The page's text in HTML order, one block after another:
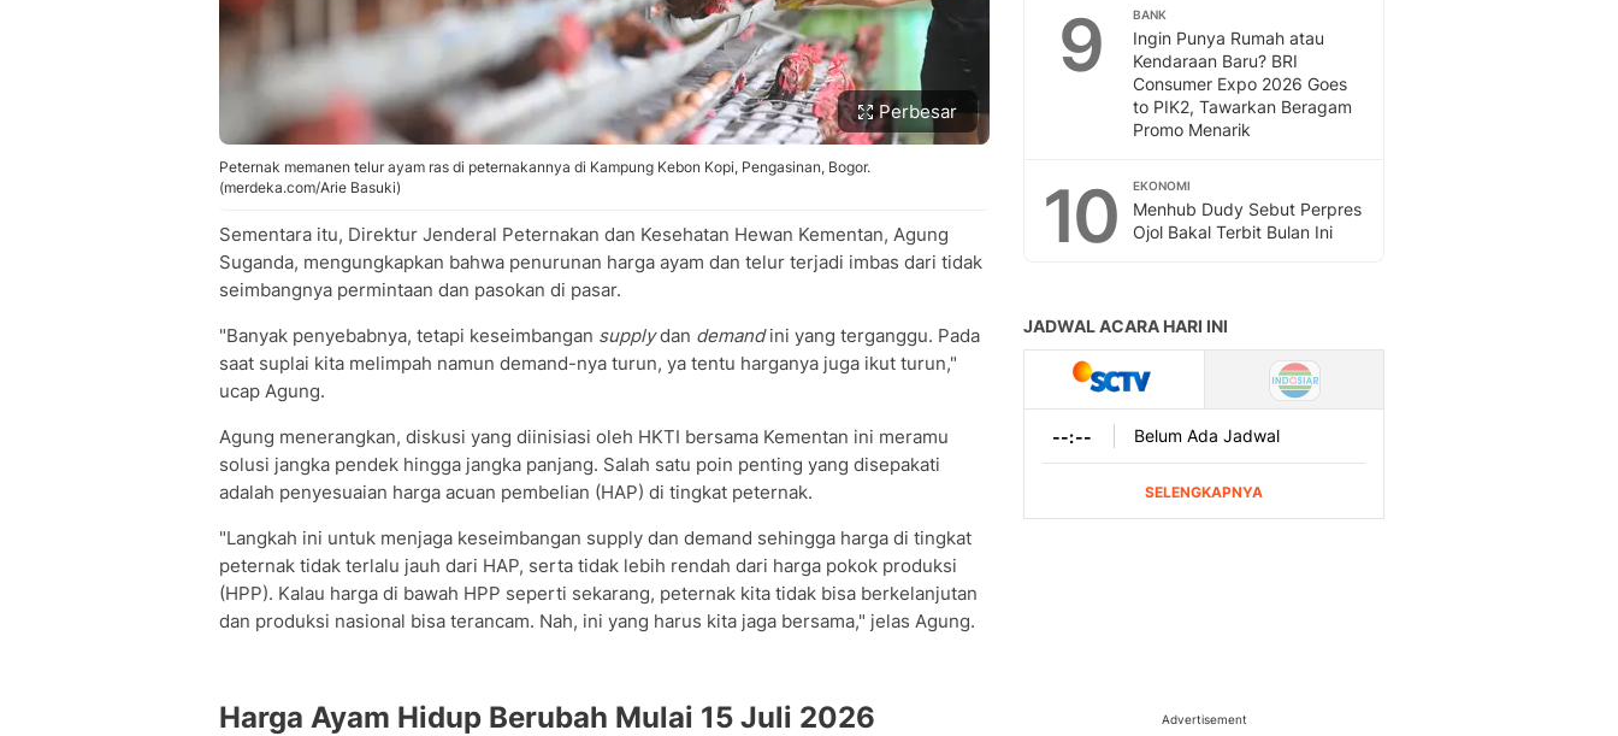
Perbesar
Peternak memanen telur ayam ras di peternakannya di Kampung Kebon Kopi, Pengasinan, Bogor.
(merdeka.com/Arie Basuki)
Sementara itu, Direktur Jenderal Peternakan dan Kesehatan Hewan Kementan, Agung
Suganda, mengungkapkan bahwa penurunan harga ayam dan telur terjadi imbas dari tidak
seimbangnya permintaan dan pasokan di pasar.
"Banyak penyebabnya, tetapi keseimbangan supplydan demandini yang terganggu. Pada
saat suplai kita melimpah namun demand-nya turun, ya tentu harganya juga ikut turun,"
ucap Agung.
Agung menerangkan, diskusi yang diinisiasi oleh HKTI bersama Kementan ini meramu
solusi jangka pendek hingga jangka panjang. Salah satu poin penting yang disepakati
adalah penyesuaian harga acuan pembelian (HAP) di tingkat peternak.
"Langkah ini untuk menjaga keseimbangan supply dan demand sehingga harga di tingkat
peternak tidak terlalu jauh dari HAP, serta tidak lebih rendah dari harga pokok produksi
(HPP). Kalau harga di bawah HPP seperti sekarang, peternak kita tidak bisa berkelanjutan
dan produksi nasional bisa terancam. Nah, ini yang harus kita jaga bersama," jelas Agung.
Harga Ayam Hidup Berubah Mulai 15 Juli 2026
9 BANK
Ingin Punya Rumah atau
Kendaraan Baru? BRI
Consumer Expo 2026 Goes
to PIK2, Tawarkan Beragam
Promo Menarik
10 EKONOMI
Menhub Dudy Sebut Perpres
Ojol Bakal Terbit Bulan Ini
Advertisement